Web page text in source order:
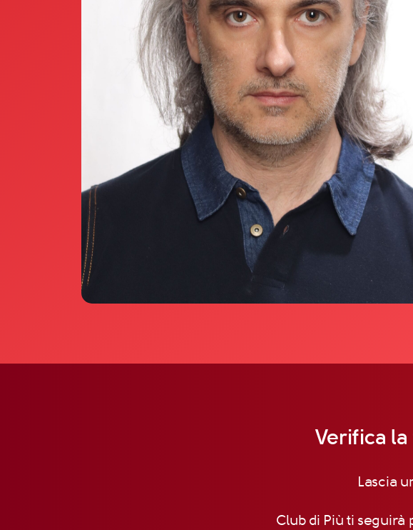
Verifica
Lascia
Club di Più ti seguirà